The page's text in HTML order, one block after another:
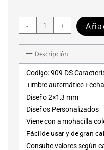
- +
Descripción
Codigo: 909-DS
Timbre automático
Diseño 2×1,3 mm
Diseños Personalizados
Viene con almohadilla
Fácil de usar y de gran
Consulte valores según